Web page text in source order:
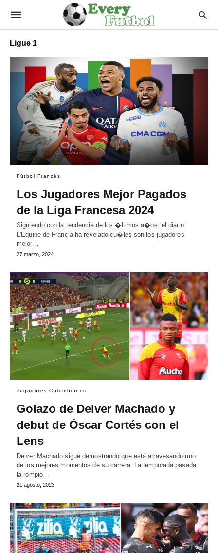
Ligue 1
Fútbol Francés
Los Jugadores Mejor Pagados
de la Liga Francesa 2024
Siguiendo con la tendencia de los �ltimos a�os, el diario
L'Equipe de Francia ha revelado cu�les son los jugadores
mejor…
27 marzo, 2024
Jugadores Colombianos
Golazo de Deiver Machado y
debut de Óscar Cortés con el
Lens
Deiver Machado sigue demostrando que está atravesando uno
de los mejores momentos de su carrera. La temporada pasada
la rompió…
21 agosto, 2023